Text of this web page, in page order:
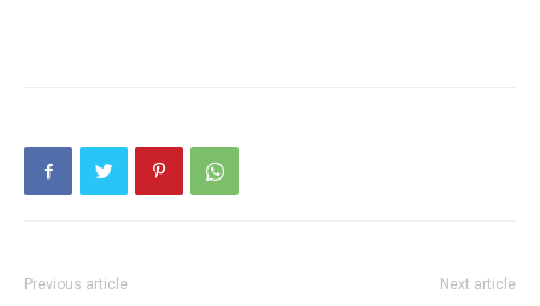
Previous article Next article